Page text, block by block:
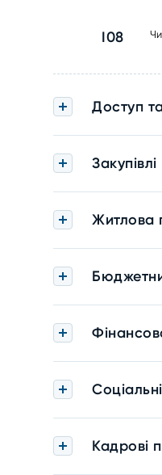
I08
Доступ
Закупівлі
Житлова
Кадрові